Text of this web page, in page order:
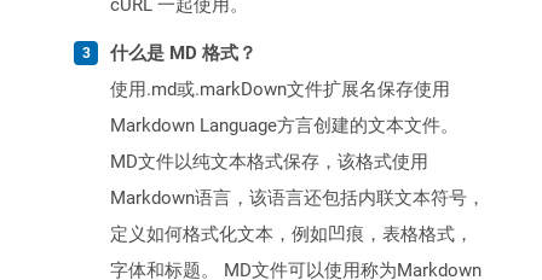
cURL 一起使用。
什么是 MD 格式？
使用.md或.markDown文件扩展名保存使用
Markdown Language方言创建的文本文件。
MD文件以纯文本格式保存，该格式使用
Markdown语言，该语言还包括内联文本符号，
定义如何格式化文本，例如凹痕，表格格式，
字体和标题。 MD文件可以使用称为Markdown